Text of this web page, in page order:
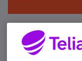
Älä jää paitsi